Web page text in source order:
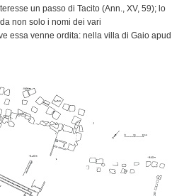
un passo di Tacito (Ann., XV, 59); lo
non solo i nomi dei vari
essa venne ordita: nella villa di Gaio apud